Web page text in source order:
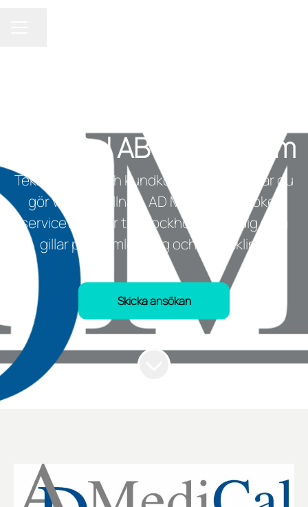
MediCal AB i Stockholm
Teknik, frihet och kundkontakt i en roll där du
gör verklig skillnad. AD MediCal AB söker
servicetekniker till Stockholm – för dig som
gillar problemlösning och utveckling.
Skicka ansökan